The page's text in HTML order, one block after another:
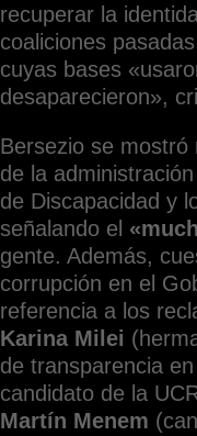
recuperar la
coaliciones
cuyas bases
desaparecieron»,
Bersezio se mostró
de la
de Discapacidad y
señalando el
gente. Además,
corrupción en el
referencia a los
Karina Milei
de transparencia
candidato de la
Martín Menem